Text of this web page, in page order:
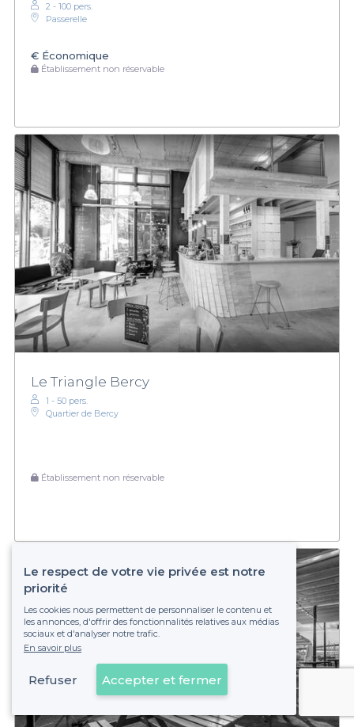
2 - 100 pers.
Passerelle
€ Économique
Établissement non réservable
Le Triangle Bercy
1 - 50 pers.
Quartier de Bercy
Établissement non réservable
Voir sur la carte
Le respect de votre vie privée est notre
priorité
Les cookies nous permettent de personnaliser le contenu et
les annonces, d'offrir des fonctionnalités relatives aux médias
sociaux et d'analyser notre trafic.
En savoir plus
Refuser Accepter et fermer